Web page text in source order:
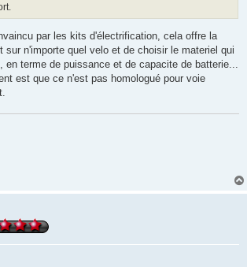
par les kits d'électrification, cela offre la
sur n'importe quel velo et de choisir le materiel qui
en terme de puissance et de capacite de batterie...
est que ce n'est pas homologué pour voie